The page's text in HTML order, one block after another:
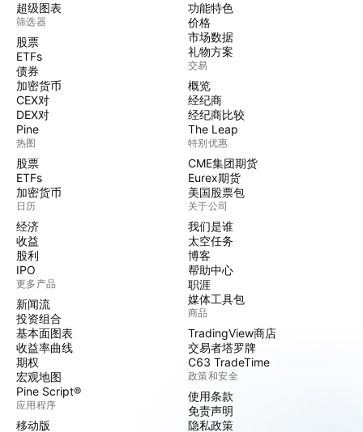
超级图表
筛选器
股票
ETFs
债券
加密货币
CEX对
DEX对
Pine
热图
股票
ETFs
加密货币
日历
经济
收益
股利
IPO
更多产品
新闻流
投资组合
基本面图表
收益率曲线
期权
宏观地图
Pine Script®
应用程序
移动版
功能特色
价格
市场数据
礼物方案
交易
概览
经纪商
经纪商比较
The Leap
特别优惠
CME集团期货
Eurex期货
美国股票包
关于公司
我们是谁
太空任务
博客
帮助中心
职涯
媒体工具包
商品
TradingView商店
交易者塔罗牌
C63 TradeTime
政策和安全
使用条款
免责声明
隐私政策